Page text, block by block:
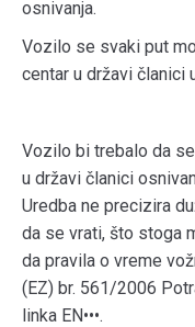
osnivanja.
Vozilo se svaki put
centar u državi članici
Vozilo bi trebalo da
u državi članici
Uredba ne precizira
da se vrati, što stoga
da pravila o vreme
(EZ) br. 561/2006
linka EN•••.